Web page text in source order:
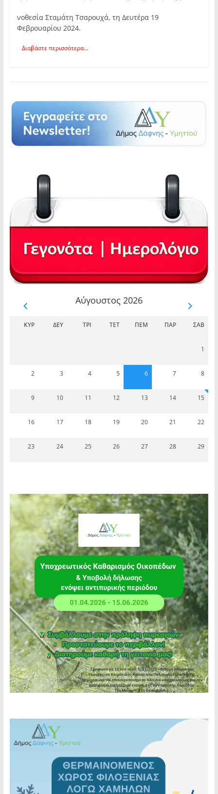
νοθεσία Σταμάτη Τσαρουχά, τη Δευτέρα 19
Φεβρουαρίου 2024.
Διαβάστε περισσότερα...
Αύγουστος 2026
ΚΥΡ ΔΕΥ ΤΡΊ ΤΕΤ ΠΈΜ ΠΑΡ ΣΆΒ
1
2 3 4 5 6 7 8
9 10 11 12 13 14 15
16 17 18 19 20 21 22
23 24 25 26 27 28 29